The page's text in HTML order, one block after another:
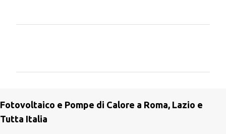
n
t
Fotovoltaico e Pompe di Calore a Roma, Lazio e
Tutta Italia